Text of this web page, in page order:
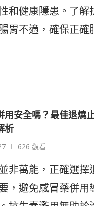
和健康隱患。了解
胃不適，確保正確
用安全嗎？最佳退燒
析
626 觀看
非萬能，正確選擇
，避免感冒藥併用